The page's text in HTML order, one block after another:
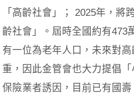
「高齡社會」； 2025年，將
齡社會」。屆時全國約有473
有一位為老年人口，未來對
重，因此金管會也大力提倡
保險業者誘因，目前已有國